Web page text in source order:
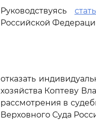
Руководствуясь
Российской
отказать
хозяйства Коптеву
рассмотрения в
Верховного Суда